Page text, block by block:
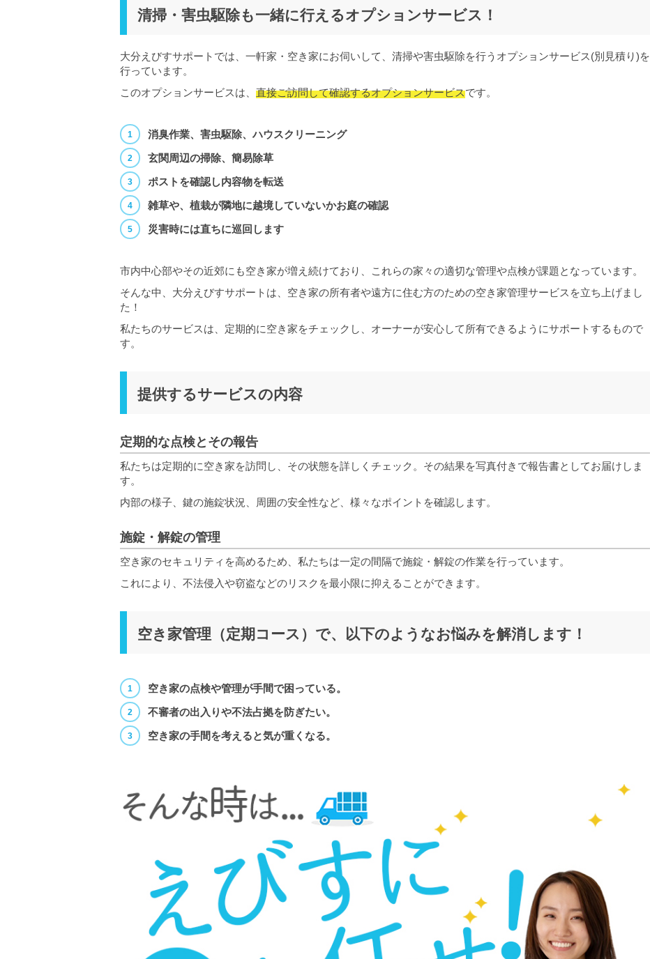
清掃・害虫駆除も一緒に行えるオプションサービス！
大分えびすサポートでは、一軒家・空き家にお伺いして、清掃や害虫駆除を行うオプションサービス(別見積り)を
行っています。
このオプションサービスは、 直接ご訪問して確認するオプションサービスです。
消臭作業、害虫駆除、ハウスクリーニング
玄関周辺の掃除、簡易除草
ポストを確認し内容物を転送
雑草や、植栽が隣地に越境していないかお庭の確認
災害時には直ちに巡回します
市内中心部やその近郊にも空き家が増え続けており、これらの家々の適切な管理や点検が課題となっています。
そんな中、大分えびすサポートは、空き家の所有者や遠方に住む方のための空き家管理サービスを立ち上げまし
た！
私たちのサービスは、定期的に空き家をチェックし、オーナーが安心して所有できるようにサポートするもので
す。
提供するサービスの内容
定期的な点検とその報告
私たちは定期的に空き家を訪問し、その状態を詳しくチェック。その結果を写真付きで報告書としてお届けしま
す。
内部の様子、鍵の施錠状況、周囲の安全性など、様々なポイントを確認します。
施錠・解錠の管理
空き家のセキュリティを高めるため、私たちは一定の間隔で施錠・解錠の作業を行っています。
これにより、不法侵入や窃盗などのリスクを最小限に抑えることができます。
空き家管理（定期コース）で、以下のようなお悩みを解消します！
空き家の点検や管理が手間で困っている。
不審者の出入りや不法占拠を防ぎたい。
空き家の手間を考えると気が重くなる。